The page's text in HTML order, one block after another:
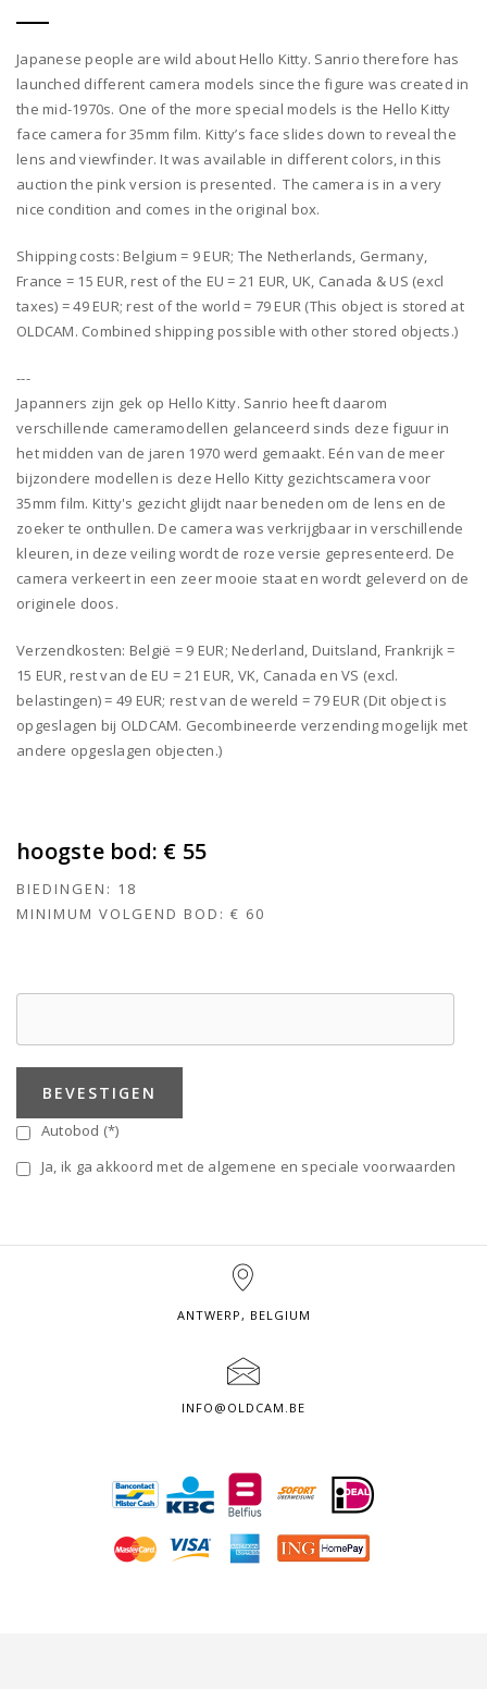
Japanese people are wild about Hello Kitty. Sanrio therefore has
launched different camera models since the figure was created in
the mid-1970s. One of the more special models is the Hello Kitty
face camera for 35mm film. Kitty’s face slides down to reveal the
lens and viewfinder. It was available in different colors, in this
auction the pink version is presented. The camera is in a very
nice condition and comes in the original box.
Shipping costs: Belgium = 9 EUR; The Netherlands, Germany,
France = 15 EUR, rest of the EU = 21 EUR, UK, Canada & US (excl
taxes) = 49 EUR; rest of the world = 79 EUR (This object is stored at
OLDCAM. Combined shipping possible with other stored objects.)
---
Japanners zijn gek op Hello Kitty. Sanrio heeft daarom
verschillende cameramodellen gelanceerd sinds deze figuur in
het midden van de jaren 1970 werd gemaakt. Eén van de meer
bijzondere modellen is deze Hello Kitty gezichtscamera voor
35mm film. Kitty's gezicht glijdt naar beneden om de lens en de
zoeker te onthullen. De camera was verkrijgbaar in verschillende
kleuren, in deze veiling wordt de roze versie gepresenteerd. De
camera verkeert in een zeer mooie staat en wordt geleverd on de
originele doos.
Verzendkosten: België = 9 EUR; Nederland, Duitsland, Frankrijk =
15 EUR, rest van de EU = 21 EUR, VK, Canada en VS (excl.
belastingen) = 49 EUR; rest van de wereld = 79 EUR (Dit object is
opgeslagen bij OLDCAM. Gecombineerde verzending mogelijk met
andere opgeslagen objecten.)
hoogste bod: € 55
BIEDINGEN: 18
MINIMUM VOLGEND BOD: € 60
BEVESTIGEN
Autobod (*)
Ja, ik ga akkoord met de algemene en speciale voorwaarden
ANTWERP, BELGIUM
INFO@OLDCAM.BE